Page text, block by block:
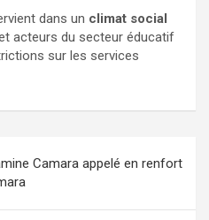
dans un climat social
acteurs du secteur éducatif
sur les services
Camara appelé en renfort